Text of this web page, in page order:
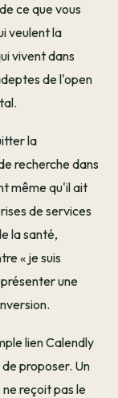
ce que vous
veulent la
vivent dans
de l'open
la
recherche dans
même qu'il ait
de services
la santé,
« je suis
une
lien Calendly
proposer. Un
reçoit pas le